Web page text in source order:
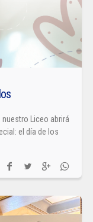
nuestro Liceo abrirá
el día de los